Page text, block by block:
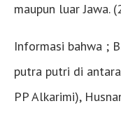
maupun luar Jawa.
Informasi bahwa ;
putra putri di
PP Alkarimi),